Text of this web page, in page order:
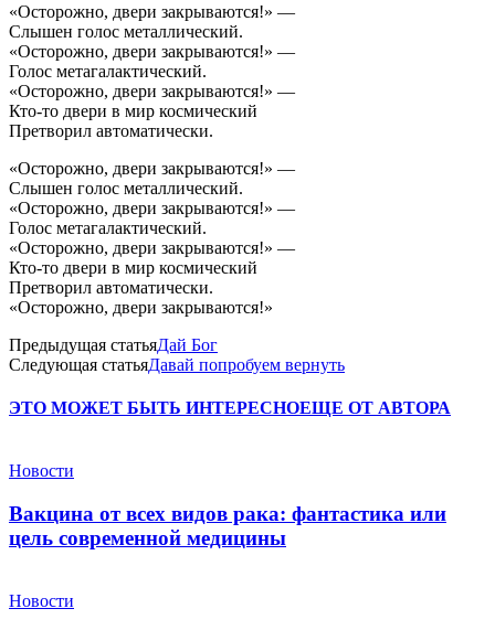
«Осторожно, двери закрываются!» —
Слышен голос металлический.
«Осторожно, двери закрываются!» —
Голос метагалактический.
«Осторожно, двери закрываются!» —
Кто-то двери в мир космический
Претворил автоматически.
«Осторожно, двери закрываются!» —
Слышен голос металлический.
«Осторожно, двери закрываются!» —
Голос метагалактический.
«Осторожно, двери закрываются!» —
Кто-то двери в мир космический
Претворил автоматически.
«Осторожно, двери закрываются!»
Предыдущая статьяДай Бог
Следующая статьяДавай попробуем вернуть
ЭТО МОЖЕТ БЫТЬ ИНТЕРЕСНОЕЩЕ ОТ АВТОРА
Новости
Вакцина от всех видов рака: фантастика или
цель современной медицины
Новости